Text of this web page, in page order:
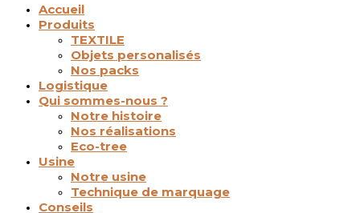
Accueil
Produits
TEXTILE
Objets personalisés
Nos packs
Logistique
Qui sommes-nous ?
Notre histoire
Nos réalisations
Eco-tree
Usine
Notre usine
Technique de marquage
Conseils